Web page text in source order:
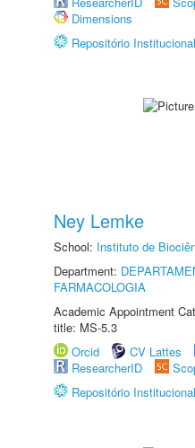
Dimensions
Repositório
Ney Lemke
School: Instituto de
Department:
FARMACOLOGIA
Academic Appointment
title: MS-5.3
Orcid
CV Lattes
ResearcherID
Repositório